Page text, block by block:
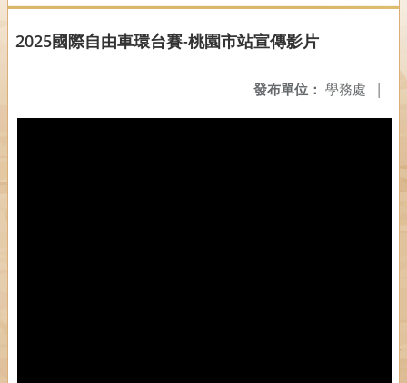
2025國際自由車環台賽-桃園市站宣傳影片
發布單位： 學務處 |